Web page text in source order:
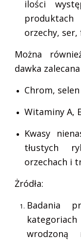
ilości
orzechy, ser,
Można
dawka
Chrom,
Witaminy A,
Kwasy
tłustych
orzechach i
Żródła:
Badania
wrodzoną